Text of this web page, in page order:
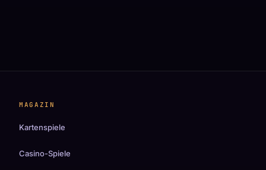
MAGAZIN
Kartenspiele
Casino-Spiele